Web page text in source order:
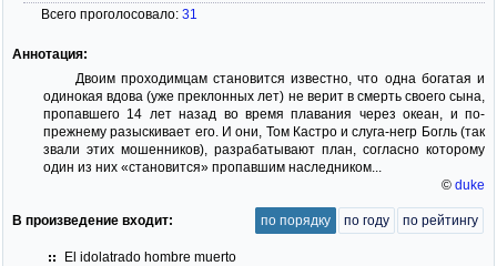
Всего проголосовало: 31
Аннотация:
Двоим проходимцам становится известно, что одна богатая и
одинокая вдова (уже преклонных лет) не верит в смерть своего сына,
пропавшего 14 лет назад во время плавания через океан, и по-
прежнему разыскивает его. И они, Том Кастро и слуга-негр Богль (так
звали этих мошенников), разрабатывают план, согласно которому
один из них «становится» пропавшим наследником...
© duke
В произведение входит: по порядку по году по рейтингу
El idolatrado hombre muerto